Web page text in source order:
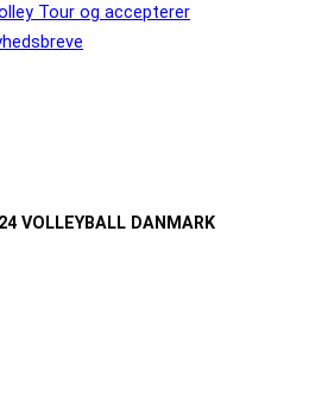
Tour og accepterer
VOLLEYBALL DANMARK